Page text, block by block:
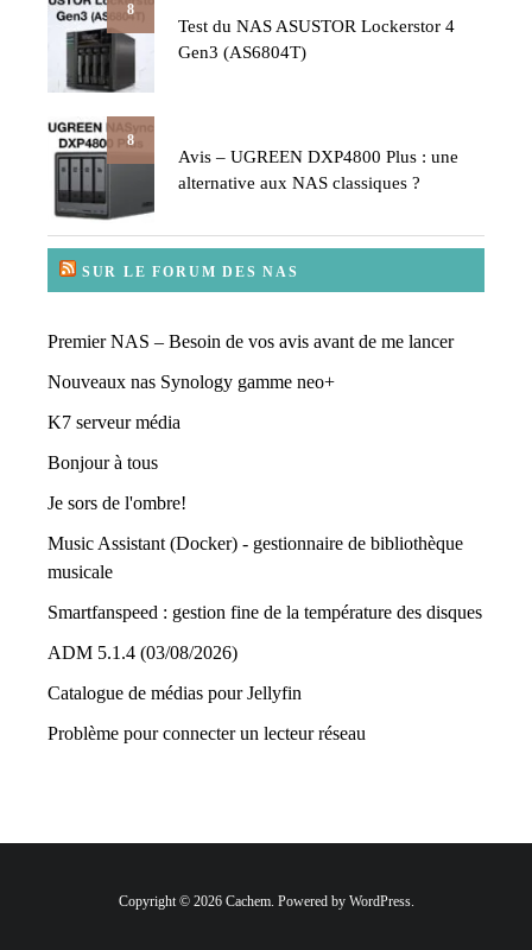
8
Test du NAS ASUSTOR Lockerstor 4
Gen3 (AS6804T)
8
Avis – UGREEN DXP4800 Plus : une
alternative aux NAS classiques ?
SUR LE FORUM DES NAS
Premier NAS – Besoin de vos avis avant de me lancer
Nouveaux nas Synology gamme neo+
K7 serveur média
Bonjour à tous
Je sors de l'ombre!
Music Assistant (Docker) - gestionnaire de bibliothèque
musicale
Smartfanspeed : gestion fine de la température des disques
ADM 5.1.4 (03/08/2026)
Catalogue de médias pour Jellyfin
Problème pour connecter un lecteur réseau
Copyright © 2026 Cachem. Powered by WordPress.